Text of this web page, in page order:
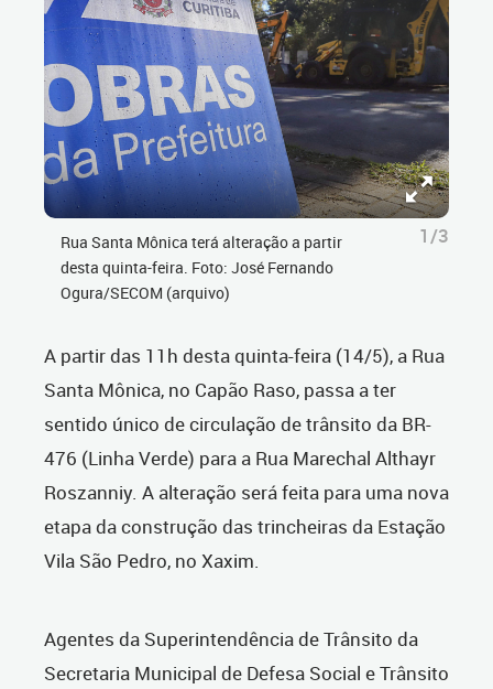
Rua Santa Mônica terá alteração a partir
desta quinta-feira. Foto: José Fernando
Ogura/SECOM (arquivo)
1/3
A partir das 11h desta quinta-feira (14/5), a Rua
Santa Mônica, no Capão Raso, passa a ter
sentido único de circulação de trânsito da BR-
476 (Linha Verde) para a Rua Marechal Althayr
Roszanniy. A alteração será feita para uma nova
etapa da construção das trincheiras da Estação
Vila São Pedro, no Xaxim.
Agentes da Superintendência de Trânsito da
Secretaria Municipal de Defesa Social e Trânsito